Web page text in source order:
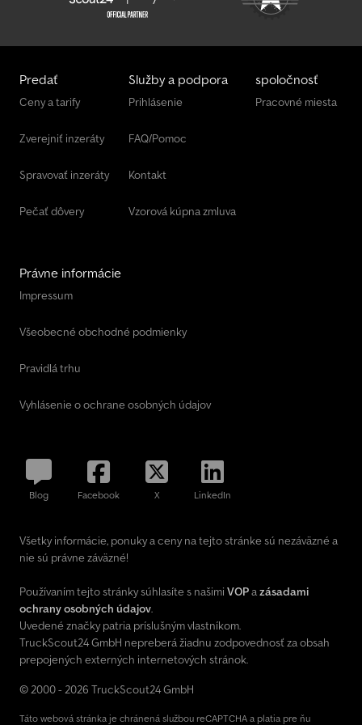
Predať
Ceny a tarify
Zverejniť inzeráty
Spravovať inzeráty
Pečať dôvery
Služby a podpora
Prihlásenie
FAQ/Pomoc
Kontakt
Vzorová kúpna zmluva
spoločnosť
Pracovné miesta
Právne informácie
Impressum
Všeobecné obchodné podmienky
Pravidlá trhu
Vyhlásenie o ochrane osobných údajov
Blog Facebook X LinkedIn
Všetky informácie, ponuky a ceny na tejto stránke sú nezáväzné a
nie sú právne záväzné!
Používaním tejto stránky súhlasíte s našimi VOPazásadami
ochrany osobných údajov.
Uvedené značky patria príslušným vlastníkom.
TruckScout24 GmbH nepreberá žiadnu zodpovednosť za obsah
prepojených externých internetových stránok.
© 2000 - 2026 TruckScout24 GmbH
Táto webová stránka je chránená službou reCAPTCHA a platia pre ňu